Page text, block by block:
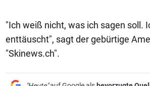
"Ich weiß nicht, was ich sagen soll.
enttäuscht", sagt der gebürtige
"Skinews.ch".